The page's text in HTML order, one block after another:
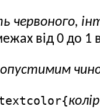
червоного,
від 0 до 1
колір